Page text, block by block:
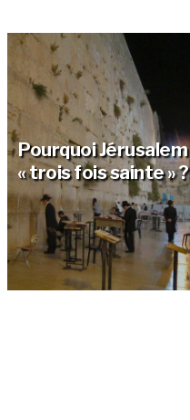
Pourquoi Jérusalem
« trois fois sainte » ?